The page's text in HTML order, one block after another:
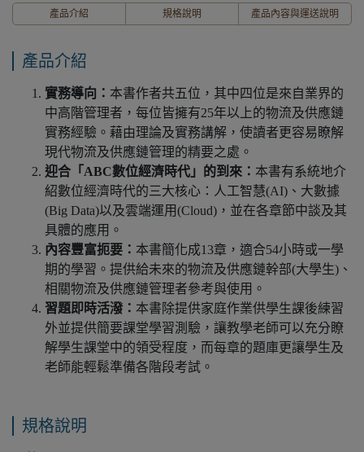
產品介紹 規格說明 產品內容與運送說明
產品介紹
實務導向： 本書作者共五位，其中四位是來自業界的
中高階管理者，每位皆擁有25年以上的物流及供應鏈
實務經驗。藉由理論及實務講解，使讀者更容易瞭解
現代物流及供應鏈管理的精要之處。
迎合「ABC數位經濟時代」的到來： 本書有系統地介
紹數位經濟時代的三大核心：人工智慧(AI)、大數據
(Big Data)以及雲端運用(Cloud)，並在各章節中談及其
具體的應用。
內容豐富扼要： 本書簡化成13章，適合54小時或一學
期的學習。提供給未來的物流及供應鏈幹部(大學生)、
相關物流及供應鏈管理者參考與使用。
習題即時活潑： 本書除提供家庭作業供學生課後練習
外並提供簡要課堂學習測驗，讓教學老師可以充分瞭
解學生課堂中的領受程度，而每章的題庫更讓學生及
老師能輕鬆準備各階段考試。
規格說明